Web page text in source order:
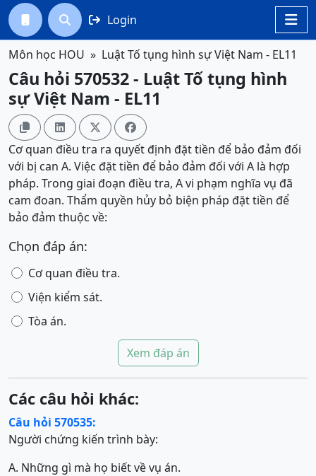

  Login
Môn học HOU Luật Tố tụng hình sự Việt Nam - EL11
Câu hỏi 570532 - Luật Tố tụng hình
sự Việt Nam - EL11
   
Cơ quan điều tra ra quyết định đặt tiền để bảo đảm đối
với bị can A. Việc đặt tiền để bảo đảm đối với A là hợp
pháp. Trong giai đoạn điều tra, A vi phạm nghĩa vụ đã
cam đoan. Thẩm quyền hủy bỏ biện pháp đặt tiền để
bảo đảm thuộc về:
Chọn đáp án:
Cơ quan điều tra.
Viện kiểm sát.
Tòa án.
Xem đáp án
Các câu hỏi khác:
Câu hỏi 570535:
Người chứng kiến trình bày:
A. Những gì mà họ biết về vụ án.